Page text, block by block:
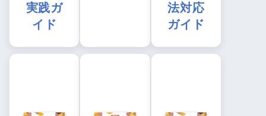
実践ガ
イド
法対応
ガイド